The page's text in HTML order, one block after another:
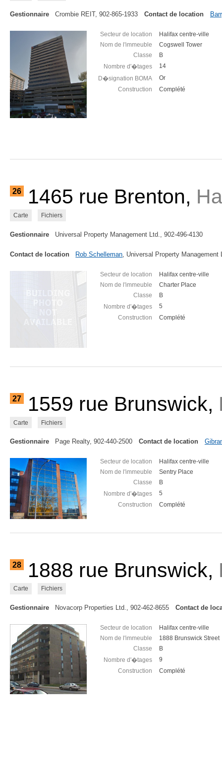
Gestionnaire Crombie REIT, 902-865-1933 Contact de location
Secteur de location
Halifax centre-ville
Nom de l'immeuble
Cogswell Tower
Classe
B
Nombre d'�tages
14
D�signation BOMA
Or
Construction
Complété
26 1465 rue Brenton,
Carte Fichiers
Gestionnaire Universal Property Management Ltd., 902-496-4130
Contact de location Rob Schelleman, Universal Property Management
Secteur de location
Halifax centre-ville
Nom de l'immeuble
Charter Place
Classe
B
Nombre d'�tages
5
Construction
Complété
27 1559 rue Brunswick,
Carte Fichiers
Gestionnaire Page Realty, 902-440-2500 Contact de location
Secteur de location
Halifax centre-ville
Nom de l'immeuble
Sentry Place
Classe
B
Nombre d'�tages
5
Construction
Complété
28 1888 rue Brunswick,
Carte Fichiers
Gestionnaire Novacorp Properties Ltd., 902-462-8655 Contact de
Secteur de location
Halifax centre-ville
Nom de l'immeuble
1888 Brunswick Street
Classe
B
Nombre d'�tages
9
Construction
Complété